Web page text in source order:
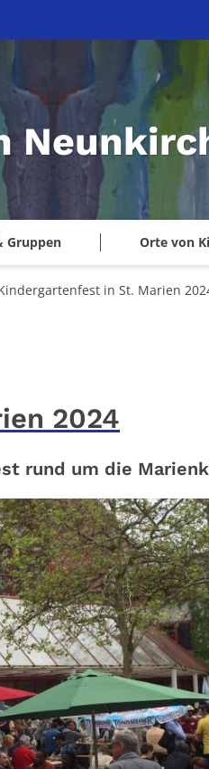
Gruppen Orte von
in St. Marien
2024
rund um die